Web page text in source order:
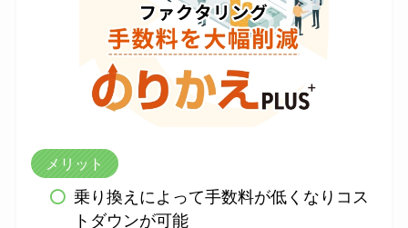
メリット
乗り換えによって手数料が低くなりコス
トダウンが可能